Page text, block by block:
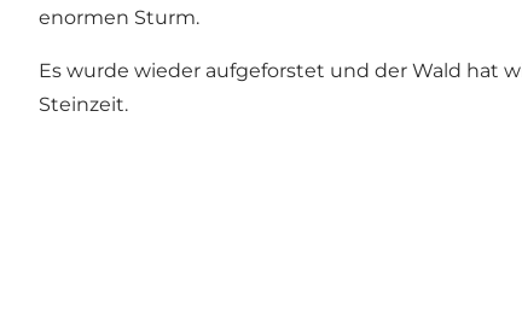
enormen Sturm.
Es wurde wieder aufgeforstet und der Wald hat
Steinzeit.